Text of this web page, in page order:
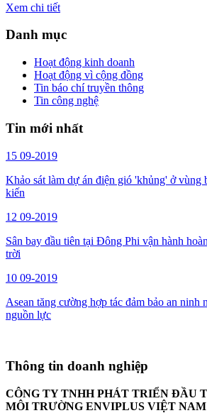
Xem chi tiết
Danh mục
Hoạt động kinh doanh
Hoạt động vì cộng đồng
Tin báo chí truyền thông
Tin công nghệ
Tin mới nhất
15 09-2019
Khảo sát làm dự án điện gió 'khủng' ở vùng
kiến
12 09-2019
Sân bay đầu tiên tại Đông Phi vận hành
trời
10 09-2019
Asean tăng cường hợp tác đảm bảo an ninh
nguồn lực
Thông tin doanh nghiệp
CÔNG TY TNHH PHÁT TRIỂN ĐẦU
MÔI TRƯỜNG ENVIPLUS VIỆT NAM